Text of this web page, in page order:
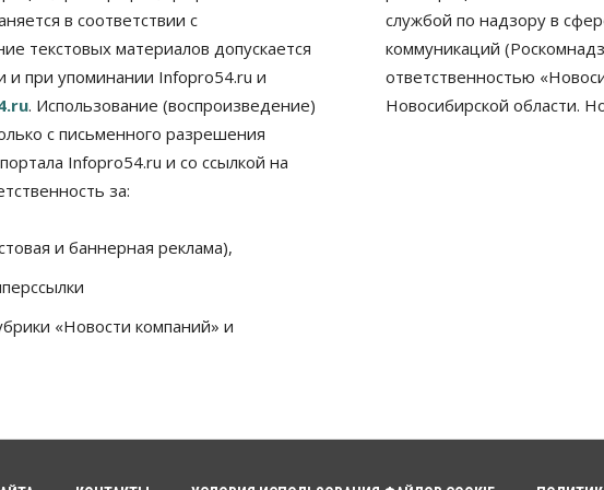
в соответствии с
текстовых материалов допускается
и при упоминании Infopro54.ru и
. Использование (воспроизведение)
с письменного разрешения
Infopro54.ru и со ссылкой на
за:
и баннерная реклама),
«Новости компаний» и
службой по надзору в
коммуникаций
ответственностью
Новосибирской области.